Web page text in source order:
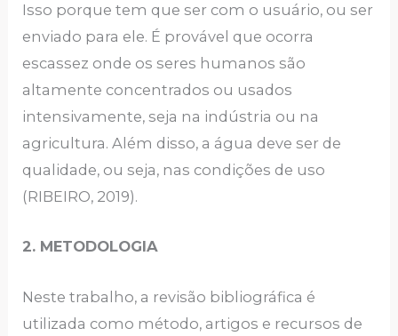
Isso porque tem que ser com o usuário, ou ser
enviado para ele. É provável que ocorra
escassez onde os seres humanos são
altamente concentrados ou usados
intensivamente, seja na indústria ou na
agricultura. Além disso, a água deve ser de
qualidade, ou seja, nas condições de uso
(RIBEIRO, 2019).
2. METODOLOGIA
Neste trabalho, a revisão bibliográfica é
utilizada como método, artigos e recursos de